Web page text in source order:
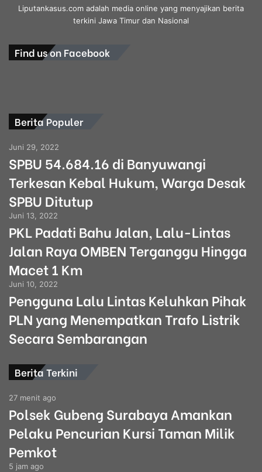
Liputankasus.com adalah media online yang menyajikan berita
terkini Jawa Timur dan Nasional
Find us on Facebook
Berita Populer
Juni 29, 2022
SPBU 54.684.16 di Banyuwangi
Terkesan Kebal Hukum, Warga Desak
SPBU Ditutup
Juni 13, 2022
PKL Padati Bahu Jalan, Lalu-Lintas
Jalan Raya OMBEN Terganggu Hingga
Macet 1 Km
Juni 10, 2022
Pengguna Lalu Lintas Keluhkan Pihak
PLN yang Menempatkan Trafo Listrik
Secara Sembarangan
Berita Terkini
27 menit ago
Polsek Gubeng Surabaya Amankan
Pelaku Pencurian Kursi Taman Milik
Pemkot
5 jam ago